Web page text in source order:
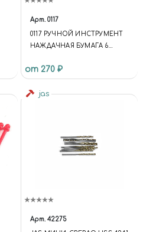
Арт. 0117
0117 РУЧНОЙ ИНСТРУМЕНТ
НАЖДАЧНАЯ БУМАГА 6
ЛИСТОВ
от 270 ₽
jas
Арт. 42275